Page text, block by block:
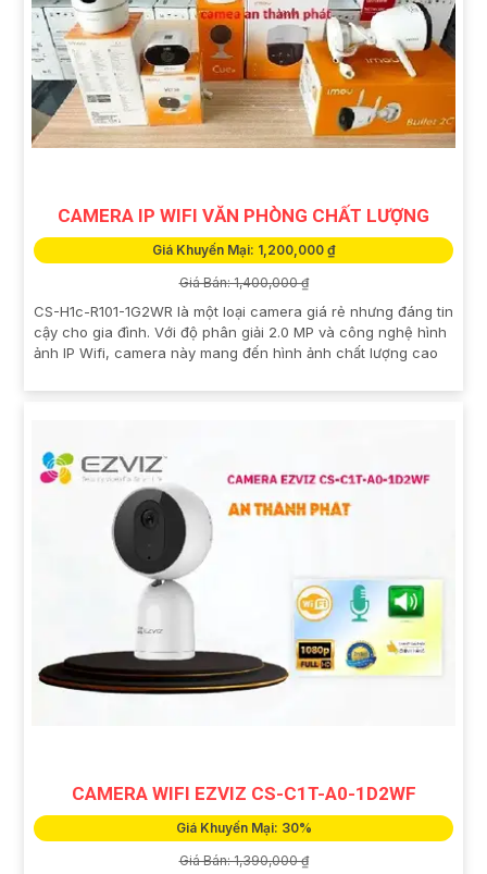
CAMERA IP WIFI VĂN PHÒNG CHẤT LƯỢNG
Giá Khuyến Mại: 1,200,000 ₫
Giá Bán: 1,400,000 ₫
CS-H1c-R101-1G2WR là một loại camera giá rẻ nhưng đáng tin
cậy cho gia đình. Với độ phân giải 2.0 MP và công nghệ hình
ảnh IP Wifi, camera này mang đến hình ảnh chất lượng cao
CAMERA WIFI EZVIZ CS-C1T-A0-1D2WF
Giá Khuyến Mại: 30%
Giá Bán: 1,390,000 ₫